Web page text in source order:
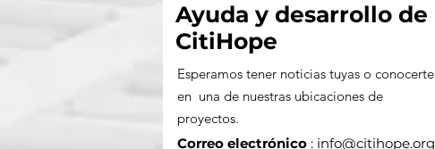
Ayuda y desarrollo de
CitiHope
Esperamos tener noticias tuyas o conocerte
en una de nuestras ubicaciones de
proyectos.
Correo electrónico : info@citihope.org